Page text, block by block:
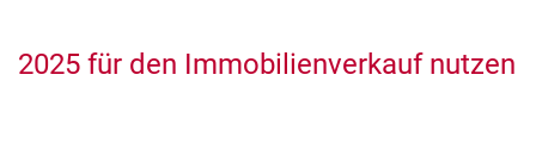
2025 für den Immobilienverkauf nutzen